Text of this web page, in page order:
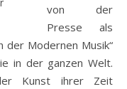
von der
Presse als
der Modernen Musik“
in der ganzen Welt.
Kunst ihrer Zeit